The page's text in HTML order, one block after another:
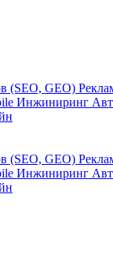
(SEO, GEO)
Инжиниринг
(SEO, GEO)
Инжиниринг